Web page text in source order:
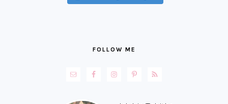
FOLLOW ME